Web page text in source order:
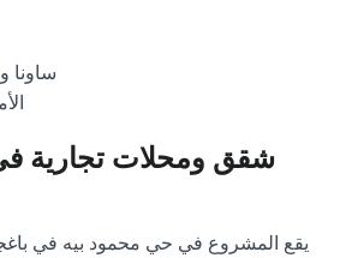
ساونا
شقق ومحلات تجارية
يقع المشروع في حي محمود بيه في